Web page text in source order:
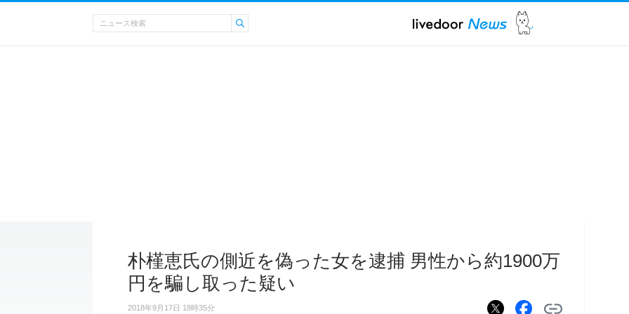
朴槿恵氏の側近を偽った女を逮捕 男性から約1900万
円を騙し取った疑い
2018年9月17日 18時35分